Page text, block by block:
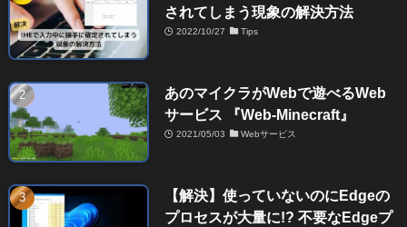
されてしまう現象の解決方法
2022/10/27 Tips
あのマイクラがWebで遊べるWeb
サービス 『Web-Minecraft』
2021/05/03 Webサービス
【解決】使っていないのにEdgeの
プロセスが大量に!? 不要なEdgeプ